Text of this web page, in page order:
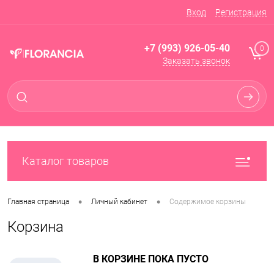
Вход Регистрация
+7 (993) 926-05-40
Заказать звонок
0
Каталог товаров
Главная страница • Личный кабинет • Содержимое корзины
Корзина
В КОРЗИНЕ ПОКА ПУСТО